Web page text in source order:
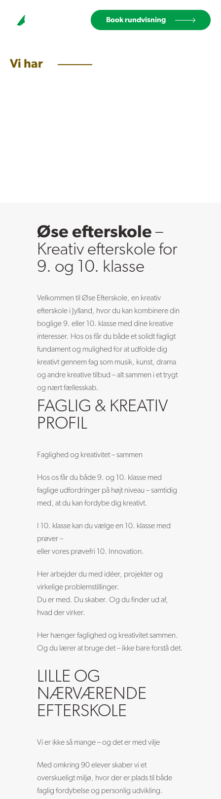
Book rundvisning
Vi har
Øse efterskole–
Kreativ efterskole for
9. og 10. klasse
Velkommen til Øse Efterskole, en kreativ
efterskole i Jylland, hvor du kan kombinere din
boglige 9. eller 10. klasse med dine kreative
interesser. Hos os får du både et solidt fagligt
fundament og mulighed for at udfolde dig
kreativt gennem fag som musik, kunst, drama
og andre kreative tilbud – alt sammen i et trygt
og nært fællesskab.
FAGLIG & KREATIV
PROFIL
Faglighed og kreativitet – sammen
Hos os får du både 9. og 10. klasse med
faglige udfordringer på højt niveau – samtidig
med, at du kan fordybe dig kreativt.
I 10. klasse kan du vælge en 10. klasse med
prøver –
eller vores prøvefri 10. Innovation.
Her arbejder du med idéer, projekter og
virkelige problemstillinger.
Du er med. Du skaber. Og du finder ud af,
hvad der virker.
Her hænger faglighed og kreativitet sammen.
Og du lærer at bruge det – ikke bare forstå det.
LILLE OG
NÆRVÆRENDE
EFTERSKOLE
Vi er ikke så mange – og det er med vilje
Med omkring 90 elever skaber vi et
overskueligt miljø, hvor der er plads til både
faglig fordybelse og personlig udvikling.